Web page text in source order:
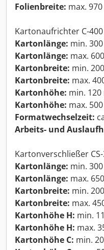
Folienbreite: max.
Kartonaufrichter C-400
Kartonlänge: min.
Kartonlänge: max.
Kartonbreite: min.
Kartonbreite: max.
Kartonhöhe: min. 120
Kartonhöhe: max.
Formatwechselzeit:
Arbeits- und
Kartonverschließer
Kartonlänge: min.
Kartonlänge: max.
Kartonbreite: min.
Kartonbreite: max.
Kartonhöhe H: min.
Kartonhöhe H: max.
Kartonhöhe C: min.